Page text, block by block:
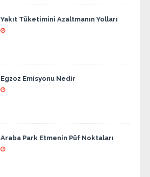
Yakıt Tüketimini Azaltmanın Yolları
Egzoz Emisyonu Nedir
Araba Park Etmenin Püf Noktaları